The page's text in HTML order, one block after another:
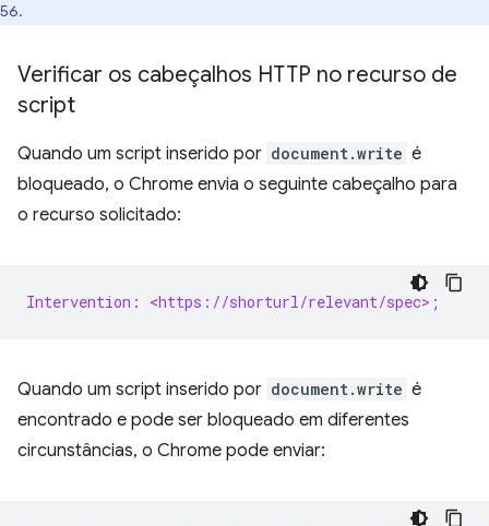
56.
Verificar os cabeçalhos HTTP no recurso de
script
Quando um script inserido por document.write é
bloqueado, o Chrome envia o seguinte cabeçalho para
o recurso solicitado:
Intervention: <https://shorturl/relevant/spec>;
Quando um script inserido por document.write é
encontrado e pode ser bloqueado em diferentes
circunstâncias, o Chrome pode enviar: